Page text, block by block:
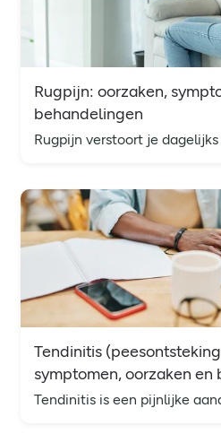
Rugpijn: oorzaken,
behandelingen
Tendinitis
symptomen, oorzaken en